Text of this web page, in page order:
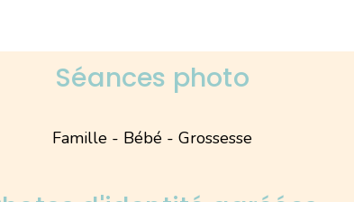
Séances photo
Famille - Bébé - Grossesse